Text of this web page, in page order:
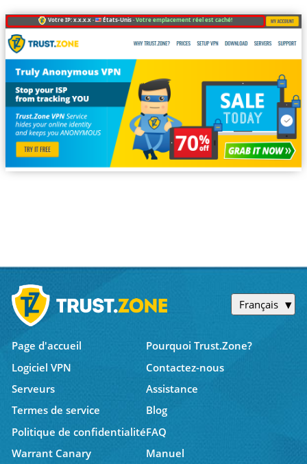
Votre IP: x.x.x.x · États-Unis ·Votre emplacement réel est caché!
Français
Page d'accueil
Pourquoi Trust.Zone?
Logiciel VPN
Contactez-nous
Serveurs
Assistance
Termes de service
Blog
Politique de confidentialitéFAQ
Warrant Canary
Manuel